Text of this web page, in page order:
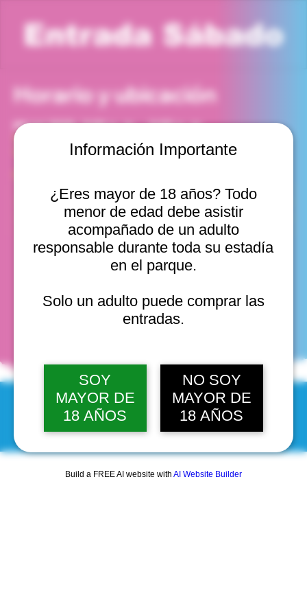
Información Importante
¿Eres mayor de 18 años? Todo
menor de edad debe asistir
acompañado de un adulto
responsable durante toda su estadía
en el parque.
Solo un adulto puede comprar las
entradas.
SOY
MAYOR DE
18 AÑOS
NO SOY
MAYOR DE
18 AÑOS
Build a FREE AI website with AI Website Builder
Entrada Sábado
Horario y ubicación
04 jul 2026, 5:00 p. m. – 6:00 p. m.
Viña del Mar, Cam. Internacional 2440, Viña del Mar,
Valparaíso, Chile
sáb, 08 ago, 10:00 a. m.
sáb, 08 ago, 11:00 a. m.
sáb, 08 ago, 12:00 p. m.
Ver 22
fechas
© 2025 by Scantastic.